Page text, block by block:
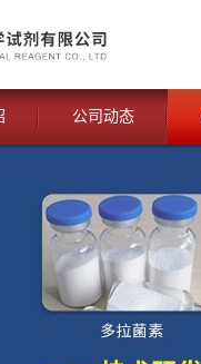
公司动态